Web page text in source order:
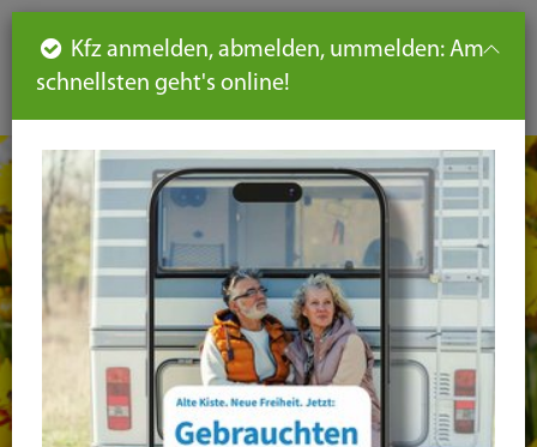
DE
Seiteninhalt
Hauptnavigation
Seitennavigation
leichte
Sprache
Kfz anmelden, abmelden, ummelden: Am
schnellsten geht's online!